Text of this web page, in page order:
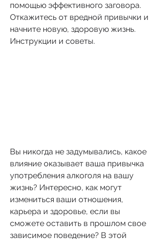
помощью эффективного заговора.
Откажитесь от вредной привычки и
начните новую, здоровую жизнь.
Инструкции и советы.
Вы никогда не задумывались, какое
влияние оказывает ваша привычка
употребления алкоголя на вашу
жизнь? Интересно, как могут
измениться ваши отношения,
карьера и здоровье, если вы
сможете оставить в прошлом свое
зависимое поведение? В этой